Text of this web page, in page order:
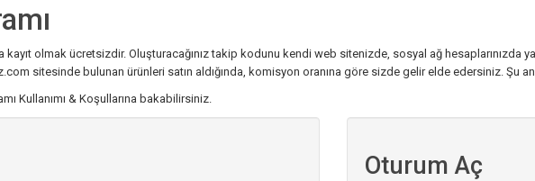
kayıt olmak ücretsizdir. Oluşturacağınız takip kodunu kendi web sitenizde, sosyal ağ hesaplarınızda
sitesinde bulunan ürünleri satın aldığında, komisyon oranına göre sizde gelir elde edersiniz. Şu
Kullanımı & Koşullarına bakabilirsiniz.
Oturum Aç